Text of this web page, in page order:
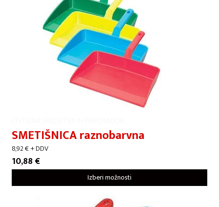
SMETIŠNICA raznobarvna
8,92€+ DDV
10,88 €
Izberi možnosti